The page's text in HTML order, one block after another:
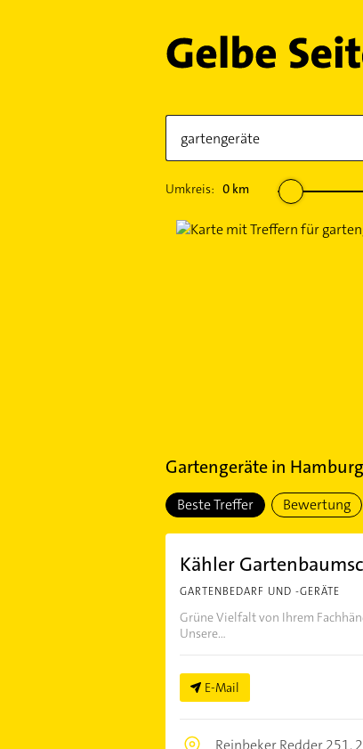
Umkreis: 0km
Gartengerätein
Beste Treffer Bewertung
Kähler
GARTENBEDARF UND -GERÄTE
Grüne Vielfalt von Ihrem
Unsere...
E-Mail
Reinbeker Redder 251,